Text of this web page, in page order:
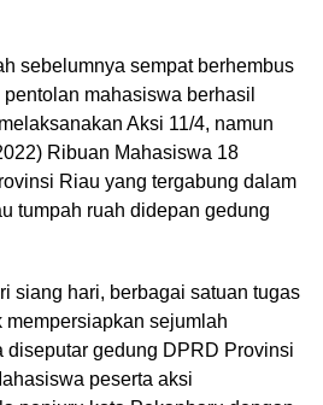
sebelumnya sempat berhembus
mahasiswa berhasil
Aksi 11/4, namun
Ribuan Mahasiswa 18
Riau yang tergabung dalam
tumpah ruah didepan gedung
siang hari, berbagai satuan tugas
sejumlah
diseputar gedung DPRD Provinsi
peserta aksi